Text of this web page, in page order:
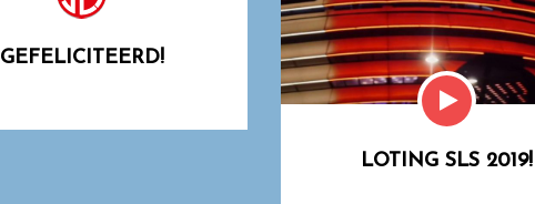
GEFELICITEERD!
LOTING SLS 2019!